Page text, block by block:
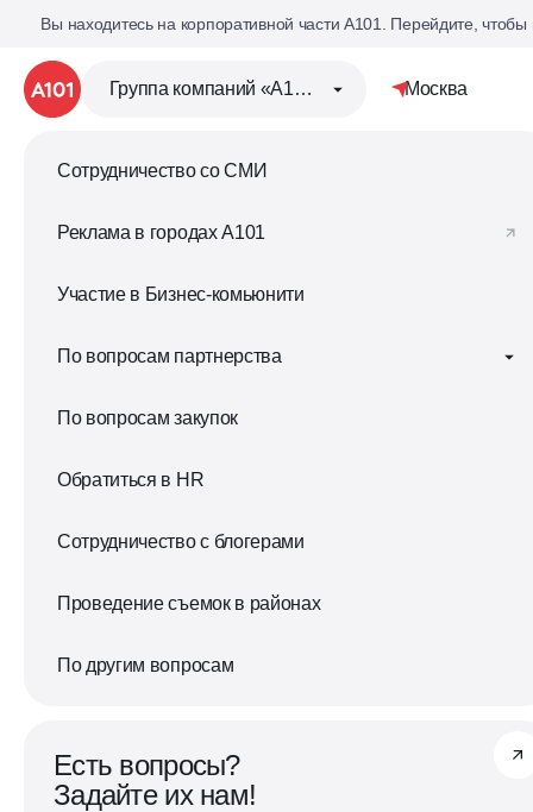
Вы находитесь на корпоративной части А101. Перейдите,
Группа компаний «А101» Москва
Сотрудничество со СМИ
Реклама в городах A101
Участие в Бизнес-комьюнити
По вопросам партнерства
Для брокеров
Корпоративное сотрудничество
По вопросам закупок
Обратиться в HR
Сотрудничество с блогерами
Проведение съемок в районах
По другим вопросам
Есть вопросы?
Задайте их нам!